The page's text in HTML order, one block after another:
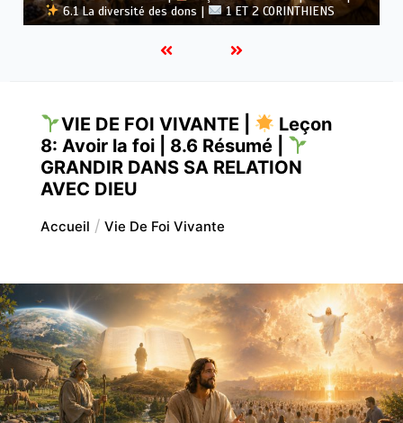
Dieu |
5.6 Résumé | 1 ET 2 CORINTHIENS
VIE DE FOI VIVANTE |
Leçon
8: Avoir la foi | 8.6 Résumé |
GRANDIR DANS SA RELATION
AVEC DIEU
Accueil Vie De Foi Vivante